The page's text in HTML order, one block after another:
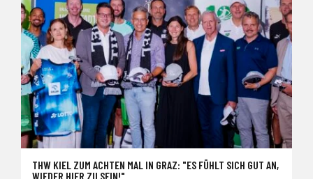
THW KIEL ZUM ACHTEN MAL IN GRAZ: "ES FÜHLT SICH GUT AN,
WIEDER HIER ZU SEIN!"